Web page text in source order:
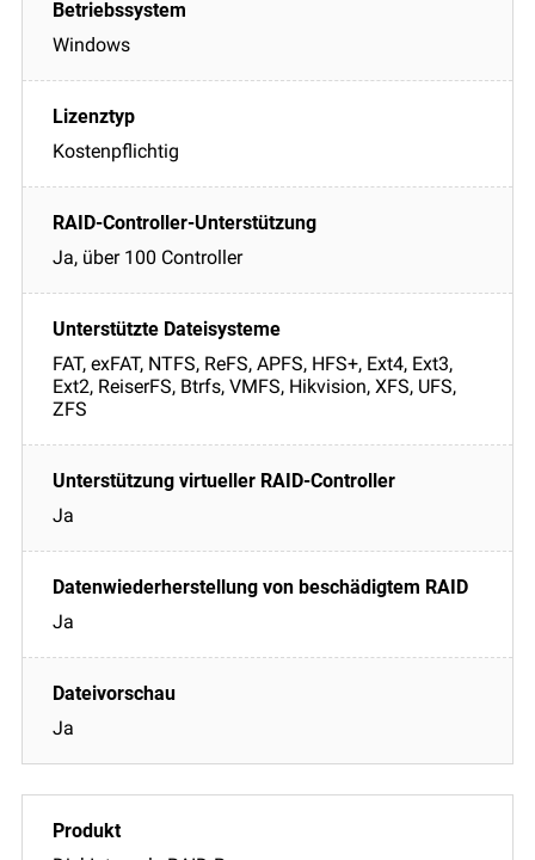
Windows
Kostenpflichtig
Ja, über 100 Controller
FAT, exFAT, NTFS, ReFS, APFS, HFS+, Ext4, Ext3,
Ext2, ReiserFS, Btrfs, VMFS, Hikvision, XFS, UFS,
ZFS
Ja
Ja
Ja